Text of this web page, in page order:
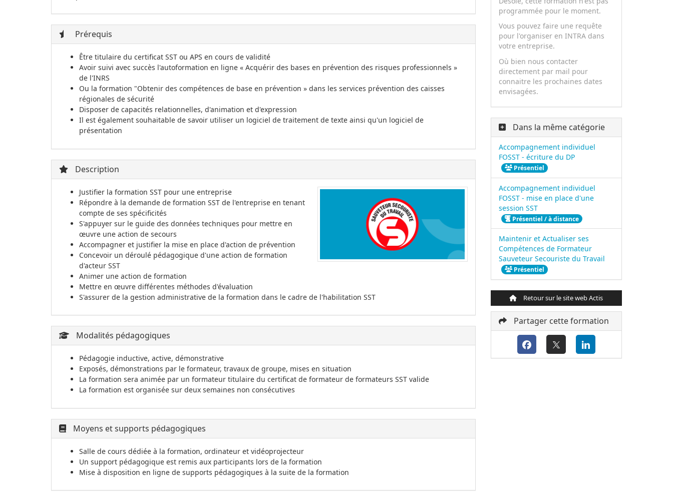
Prérequis
Être titulaire du certificat SST ou APS en cours de validité
Avoir suivi avec succès l'autoformation en ligne « Acquérir des bases en prévention des risques professionnels »
de l'INRS
Ou la formation "Obtenir des compétences de base en prévention » dans les services prévention des caisses
régionales de sécurité
Disposer de capacités relationnelles, d'animation et d'expression
Il est également souhaitable de savoir utiliser un logiciel de traitement de texte ainsi qu'un logiciel de
présentation
Description
Justifier la formation SST pour une entreprise
Répondre à la demande de formation SST de l'entreprise en tenant
compte de ses spécificités
S'appuyer sur le guide des données techniques pour mettre en
œuvre une action de secours
Accompagner et justifier la mise en place d'action de prévention
Concevoir un déroulé pédagogique d'une action de formation
d'acteur SST
Animer une action de formation
Mettre en œuvre différentes méthodes d'évaluation
S'assurer de la gestion administrative de la formation dans le cadre de l'habilitation SST
Modalités pédagogiques
Pédagogie inductive, active, démonstrative
Exposés, démonstrations par le formateur, travaux de groupe, mises en situation
La formation sera animée par un formateur titulaire du certificat de formateur de formateurs SST valide
La formation est organisée sur deux semaines non consécutives
Moyens et supports pédagogiques
Salle de cours dédiée à la formation, ordinateur et vidéoprojecteur
Un support pédagogique est remis aux participants lors de la formation
Mise à disposition en ligne de supports pédagogiques à la suite de la formation
programmée pour le moment.
Vous pouvez faire une requête
pour l'organiser en INTRA dans
votre entreprise.
Où bien nous contacter
directement par mail pour
connaitre les prochaines dates
envisagées.
Dans la même catégorie
Accompagnement individuel
FOSST - écriture du DP
Présentiel
Accompagnement individuel
FOSST - mise en place d'une
session SST
Présentiel / à distance
Maintenir et Actualiser ses
Compétences de Formateur
Sauveteur Secouriste du Travail
Présentiel
Retour sur le site web Actis
Partager cette formation